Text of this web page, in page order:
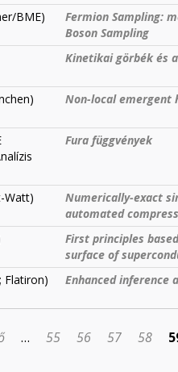
BME)
Fermion Sampling:
Boson Sampling
Kinetikai görbék és
Non-local emergent
Fura függvények
Watt)
Numerically-exact
automated
First principles
surface of
Flatiron) Enhanced inference
… 55 56 57 58